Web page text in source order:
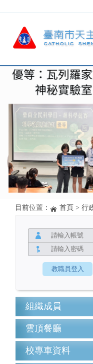
目前位置： 首頁 > 行
組織成員
雲頂餐廳
校專車資料